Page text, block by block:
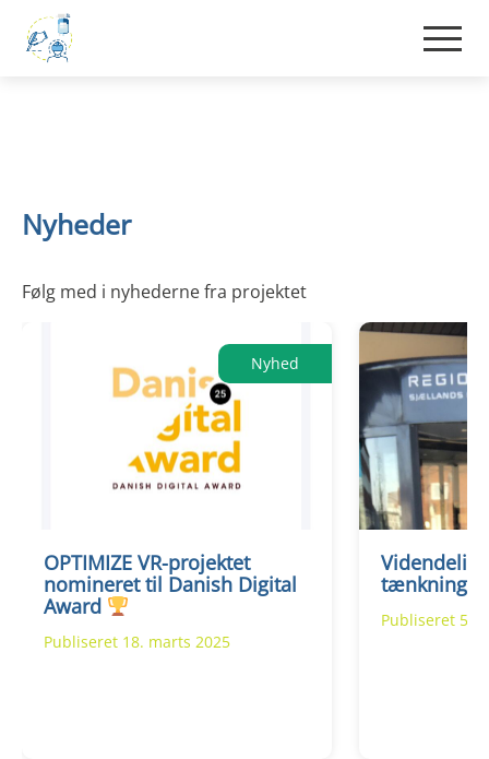
Nyheder
Følg med i nyhederne fra projektet
Nyhed
OPTIMIZE VR-projektet
nomineret til Danish Digital
Award
Publiseret 18. marts 2025
tænkning
Publiseret 5.